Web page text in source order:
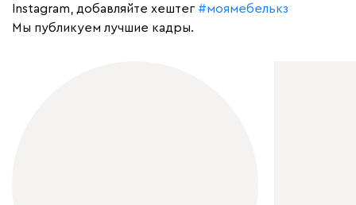
Instagram, добавляйте хештег #моямебелькз
Мы публикуем лучшие кадры.